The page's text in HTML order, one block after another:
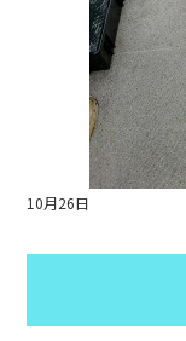
10月26日